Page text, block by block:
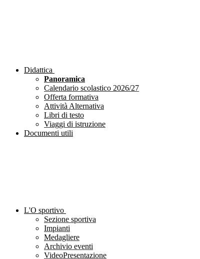
Didattica
Panoramica
Calendario scolastico 2026/27
Offerta formativa
Attività Alternativa
Libri di testo
Viaggi di istruzione
Documenti utili
L'O sportivo
Sezione sportiva
Impianti
Medagliere
Archivio eventi
VideoPresentazione